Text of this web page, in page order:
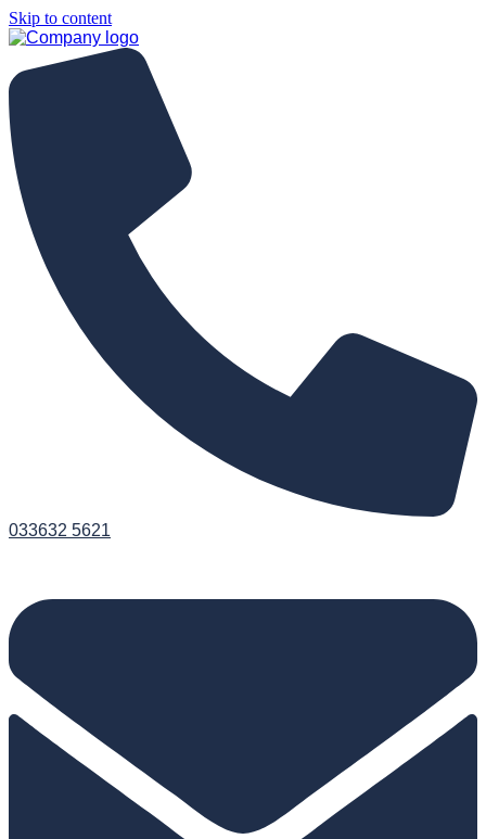
Skip to content
033632 5621